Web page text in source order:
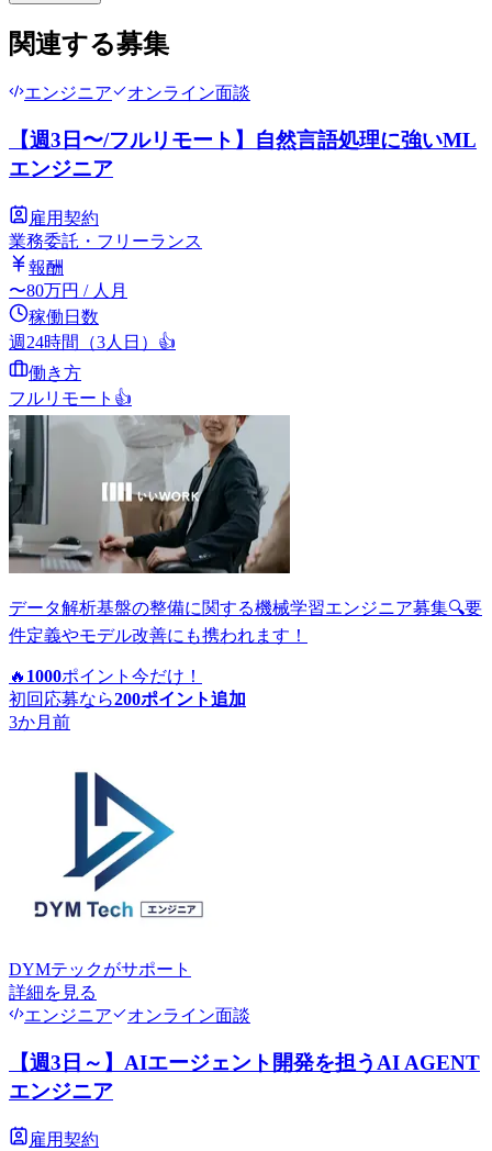
関連する募集
エンジニア オンライン面談
【週3日〜/フルリモート】自然言語処理に強いML
エンジニア
雇用契約
業務委託・フリーランス
報酬
〜80万円 / 人月
稼働日数
週24時間（3人日） 👍
働き方
フルリモート 👍
データ解析基盤の整備に関する機械学習エンジニア募集🔍要
件定義やモデル改善にも携われます！
🔥 1000ポイント 今だけ！
初回応募なら200ポイント追加
3か月前
DYMテックがサポート
詳細を見る
エンジニア
オンライン面談
【週3日～】AIエージェント開発を担うAI AGENT
エンジニア
雇用契約